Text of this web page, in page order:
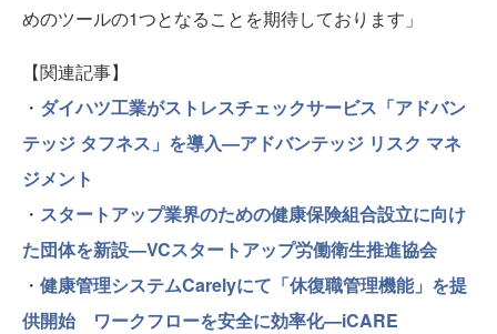
めのツールの1つとなることを期待しております」
【関連記事】
・ ダイハツ工業がストレスチェックサービス「アドバン
テッジ タフネス」を導入—アドバンテッジ リスク マネ
ジメント
・ スタートアップ業界のための健康保険組合設立に向け
た団体を新設—VCスタートアップ労働衛生推進協会
・ 健康管理システムCarelyにて「休復職管理機能」を提
供開始 ワークフローを安全に効率化—iCARE